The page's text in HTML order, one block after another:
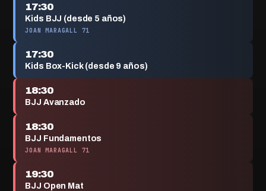
17:30
Kids BJJ (desde 5 años)
JOAN MARAGALL 71
17:30
Kids Box-Kick (desde 9 años)
18:30
BJJ Avanzado
18:30
BJJ Fundamentos
JOAN MARAGALL 71
19:30
BJJ Open Mat